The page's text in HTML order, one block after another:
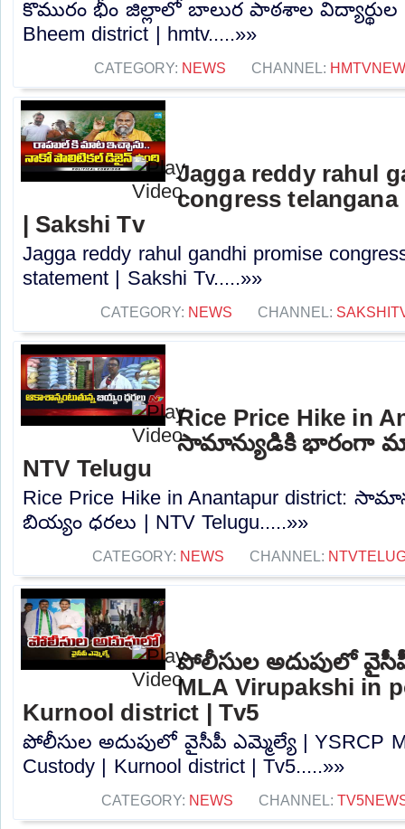
కొమురం భీం జిల్లాలో బాలుర పాఠశాల విద్యార్థుల
Bheem district | hmtv.....»»
CATEGORY: NEWS CHANNEL:
Jagga reddy rahul
congress
| Sakshi Tv
Jagga reddy rahul gandhi promise
statement | Sakshi Tv.....»»
CATEGORY: NEWS CHANNEL:
Rice Price Hike in
సామాన్యుడికి భారంగా
NTV Telugu
Rice Price Hike in Anantapur district:
బియ్యం ధరలు | NTV Telugu.....»»
CATEGORY: NEWS CHANNEL:
పోలీసుల అదుపులో
MLA Virupakshi in
Kurnool district | Tv5
పోలీసుల అదుపులో వైసీపీ ఎమ్మెల్యే | YSRCP
Custody | Kurnool district | Tv5.....»»
CATEGORY: NEWS CHANNEL: